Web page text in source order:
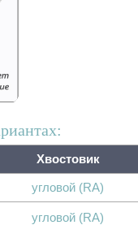
Хвостовик
угловой (RA)
угловой (RA)